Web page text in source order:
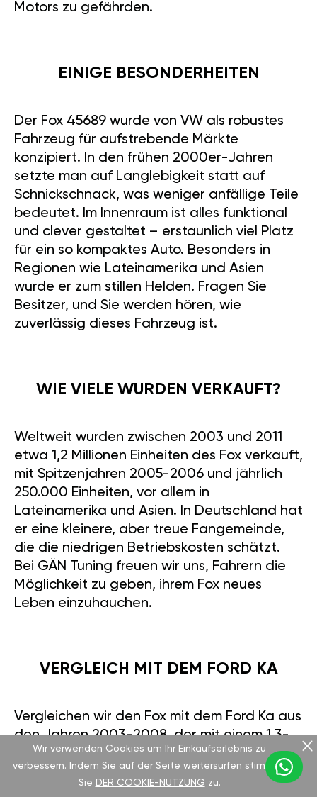
Motors zu gefährden.
EINIGE BESONDERHEITEN
Der Fox 45689 wurde von VW als robustes
Fahrzeug für aufstrebende Märkte
konzipiert. In den frühen 2000er-Jahren
setzte man auf Langlebigkeit statt auf
Schnickschnack, was weniger anfällige Teile
bedeutet. Im Innenraum ist alles funktional
und clever gestaltet – erstaunlich viel Platz
für ein so kompaktes Auto. Besonders in
Regionen wie Lateinamerika und Asien
wurde er zum stillen Helden. Fragen Sie
Besitzer, und Sie werden hören, wie
zuverlässig dieses Fahrzeug ist.
WIE VIELE WURDEN VERKAUFT?
Weltweit wurden zwischen 2003 und 2011
etwa 1,2 Millionen Einheiten des Fox verkauft,
mit Spitzenjahren 2005-2006 und jährlich
250.000 Einheiten, vor allem in
Lateinamerika und Asien. In Deutschland hat
er eine kleinere, aber treue Fangemeinde,
die die niedrigen Betriebskosten schätzt.
Bei GÄN Tuning freuen wir uns, Fahrern die
Möglichkeit zu geben, ihrem Fox neues
Leben einzuhauchen.
VERGLEICH MIT DEM FORD KA
Vergleichen wir den Fox mit dem Ford Ka aus
den Jahren 2003-2008, der mit einem 1,3-
Liter-Motor 70 PS und 106 Nm Drehmoment
bietet. Beide sind starke Vertreter der
Subcompact-Klasse, doch der Fox hat in
Wir verwenden Cookies um Ihr Einkaufserlebnis zu
verbessern. Indem Sie auf der Seite weitersurfen stimmen
Sie DER COOKIE-NUTZUNG zu.